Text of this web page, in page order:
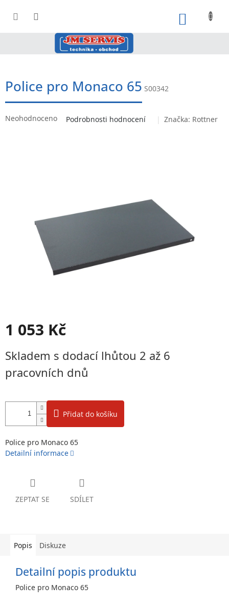
Police pro Monaco 65 S00342
Průměrné
Neohodnoceno Podrobnosti hodnocení Značka: Rottner
1 053 Kč
cena:
Skladem s dodací lhůtou 2 až 6
pracovních dnů
Přidat do košíku
Police pro Monaco 65
Detailní informace
ZEPTAT SE SDÍLET
Popis Diskuze
Detailní popis produktu
Police pro Monaco 65